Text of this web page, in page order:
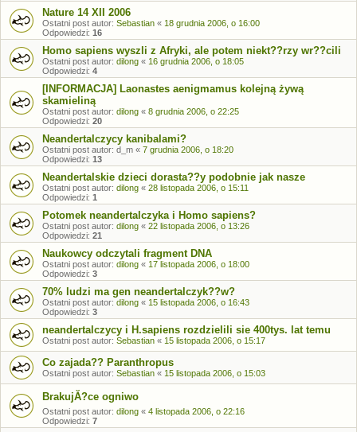
Nature 14 XII 2006
Ostatni post autor: Sebastian « 18 grudnia 2006, o 16:00
Odpowiedzi: 16
Homo sapiens wyszli z Afryki, ale potem niekt??rzy wr??cili
Ostatni post autor: dilong « 16 grudnia 2006, o 18:05
Odpowiedzi: 4
[INFORMACJA] Laonastes aenigmamus kolejną żywą
skamieliną
Ostatni post autor: dilong « 8 grudnia 2006, o 22:25
Odpowiedzi: 20
Neandertalczycy kanibalami?
Ostatni post autor: d_m « 7 grudnia 2006, o 18:20
Odpowiedzi: 13
Neandertalskie dzieci dorasta??y podobnie jak nasze
Ostatni post autor: dilong « 28 listopada 2006, o 15:11
Odpowiedzi: 1
Potomek neandertalczyka i Homo sapiens?
Ostatni post autor: dilong « 22 listopada 2006, o 13:26
Odpowiedzi: 21
Naukowcy odczytali fragment DNA
Ostatni post autor: dilong « 17 listopada 2006, o 18:00
Odpowiedzi: 3
70% ludzi ma gen neandertalczyk??w?
Ostatni post autor: dilong « 15 listopada 2006, o 16:43
Odpowiedzi: 3
neandertalczycy i H.sapiens rozdzielili sie 400tys. lat temu
Ostatni post autor: Sebastian « 15 listopada 2006, o 15:17
Co zajada?? Paranthropus
Ostatni post autor: Sebastian « 15 listopada 2006, o 15:03
BrakujĂ?ce ogniwo
Ostatni post autor: dilong « 4 listopada 2006, o 22:16
Odpowiedzi: 7